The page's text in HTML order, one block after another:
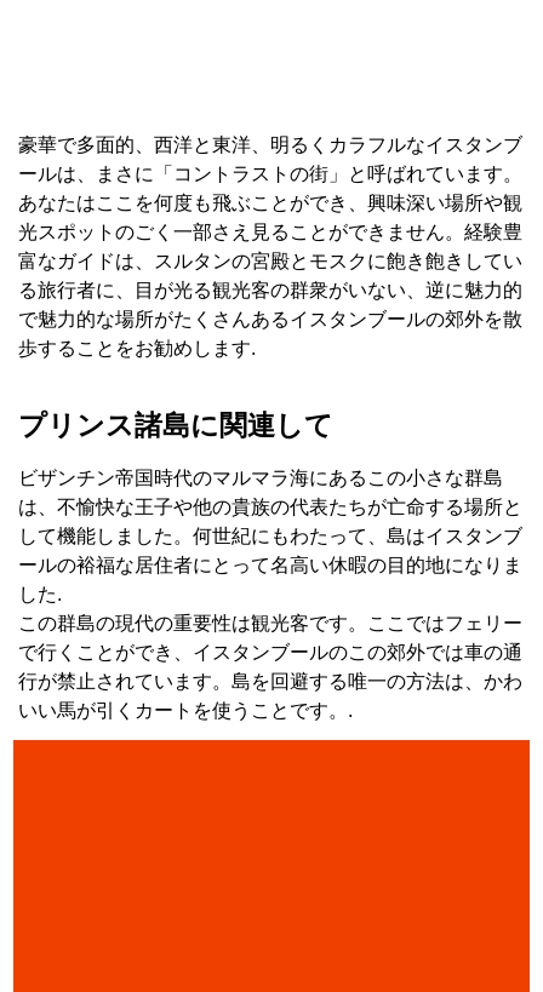
豪華で多面的、西洋と東洋、明るくカラフルなイスタンブ
ールは、まさに「コントラストの街」と呼ばれています。
あなたはここを何度も飛ぶことができ、興味深い場所や観
光スポットのごく一部さえ見ることができません。経験豊
富なガイドは、スルタンの宮殿とモスクに飽き飽きしてい
る旅行者に、目が光る観光客の群衆がいない、逆に魅力的
で魅力的な場所がたくさんあるイスタンブールの郊外を散
歩することをお勧めします.
プリンス諸島に関連して
ビザンチン帝国時代のマルマラ海にあるこの小さな群島
は、不愉快な王子や他の貴族の代表たちが亡命する場所と
して機能しました。何世紀にもわたって、島はイスタンブ
ールの裕福な居住者にとって名高い休暇の目的地になりま
した.
この群島の現代の重要性は観光客です。ここではフェリー
で行くことができ、イスタンブールのこの郊外では車の通
行が禁止されています。島を回避する唯一の方法は、かわ
いい馬が引くカートを使うことです。.